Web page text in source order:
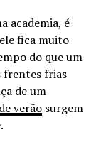
academia, é
fica muito
do que um
frentes frias
de um
verãosurgem